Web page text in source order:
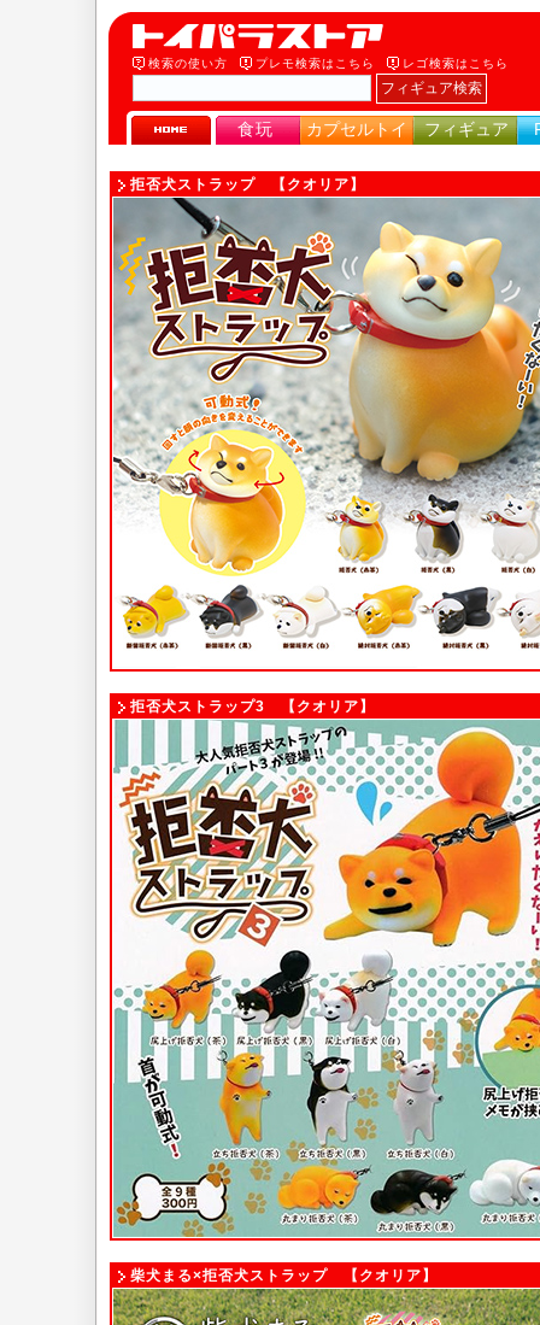
検索の使い方 プレモ検索はこちら レゴ検索はこちら
食玩 カプセルトイ フィギュア
拒否犬ストラップ 【クオリア】
拒否犬ストラップ3 【クオリア】
柴犬まる×拒否犬ストラップ 【クオリア】